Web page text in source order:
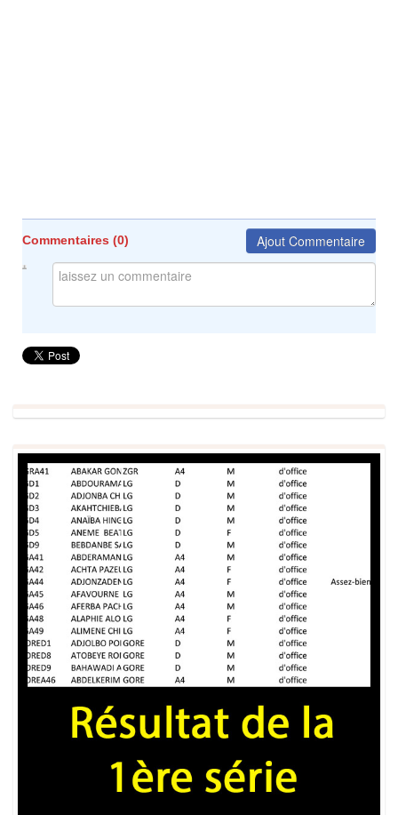
Commentaires (0) Ajout Commentaire